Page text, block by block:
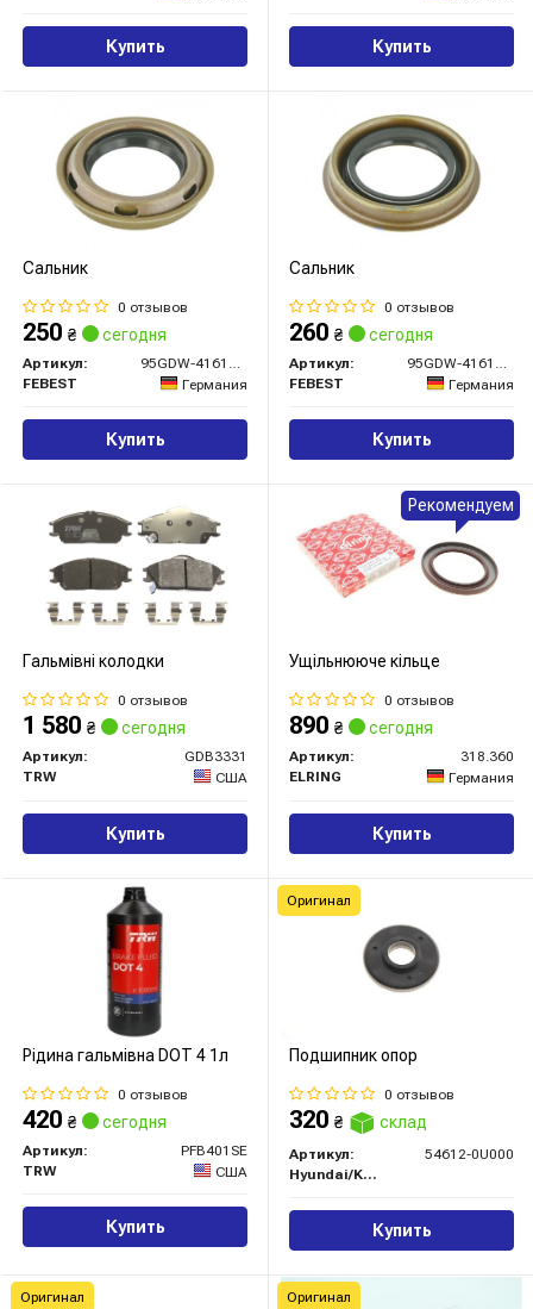
Купить Купить
Сальник
0 отзывов
250 ₴ сегодня
Артикул:
FEBEST
Германия
Купить
Сальник
0 отзывов
260 ₴ сегодня
Артикул:
FEBEST
Германия
Купить
Гальмівні колодки
0 отзывов
1 580 ₴ сегодня
Артикул:
GDB3331
TRW
США
Купить
Ущільнююче кільце
0 отзывов
890 ₴ сегодня
Артикул:
318.360
ELRING
Германия
Купить
Рекомендуем
Рідина гальмівна DOT 4 1л
0 отзывов
420 ₴ сегодня
Артикул:
PFB401SE
TRW
США
Купить
Подшипник опор
0 отзывов
320 ₴ склад
Артикул:
54612-0U000
Hyundai/Kia/Mobis
Купить
Оригинал
Оригинал Оригинал